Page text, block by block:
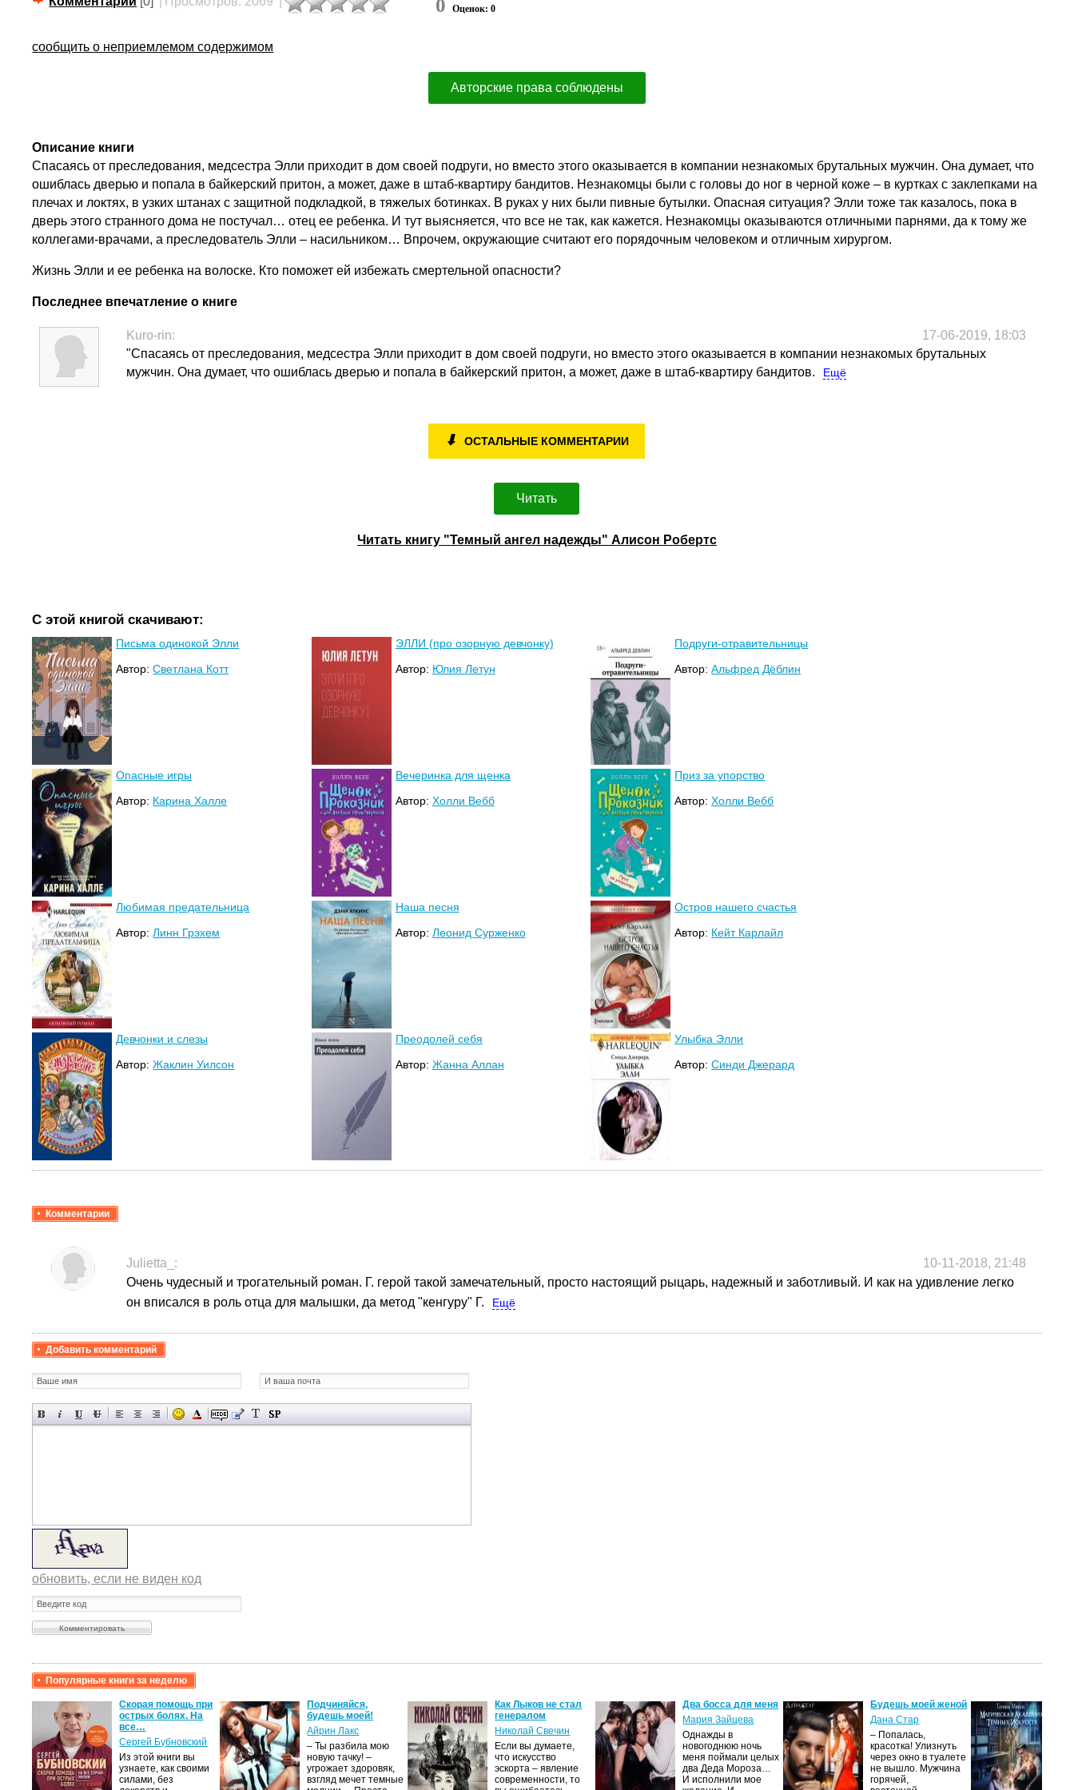
0 Оценок: 0
сообщить о неприемлемом содержимом
Авторские права соблюдены
Описание книги
Спасаясь от преследования, медсестра Элли приходит в дом своей подруги, но вместо этого оказывается в компании незнакомых брутальных мужчин. Она думает, что
ошиблась дверью и попала в байкерский притон, а может, даже в штаб-квартиру бандитов. Незнакомцы были с головы до ног в черной коже – в куртках с заклепками на
плечах и локтях, в узких штанах с защитной подкладкой, в тяжелых ботинках. В руках у них были пивные бутылки. Опасная ситуация? Элли тоже так казалось, пока в
дверь этого странного дома не постучал… отец ее ребенка. И тут выясняется, что все не так, как кажется. Незнакомцы оказываются отличными парнями, да к тому же
коллегами-врачами, а преследователь Элли – насильником… Впрочем, окружающие считают его порядочным человеком и отличным хирургом.
Жизнь Элли и ее ребенка на волоске. Кто поможет ей избежать смертельной опасности?
Последнее впечатление о книге
Kuro-rin:
17-06-2019, 18:03
"Спасаясь от преследования, медсестра Элли приходит в дом своей подруги, но вместо этого оказывается в компании незнакомых брутальных
мужчин. Она думает, что ошиблась дверью и попала в байкерский притон, а может, даже в штаб-квартиру бандитов.
Ещё
⬇ ОСТАЛЬНЫЕ КОММЕНТАРИИ
Читать
Читать книгу "Темный ангел надежды" Алисон Робертс
С этой книгой скачивают:
Письма одинокой Элли
Автор:Светлана Котт
ЭЛЛИ (про озорную девчонку)
Автор: Юлия Летун
Подруги-отравительницы
Автор:Альфред Дёблин
Опасные игры
Автор: Карина Халле
Вечеринка для щенка
Автор: Холли Вебб
Приз за упорство
Автор:Холли Вебб
Любимая предательница
Автор:Линн Грэхем
Наша песня
Автор: Леонид Сурженко
Остров нашего счастья
Автор: Кейт Карлайл
Девчонки и слезы
Автор:Жаклин Уилсон
Преодолей себя
Автор: Жанна Аллан
Улыбка Элли
Автор:Синди Джерард
Комментарии
Julietta_:
10-11-2018, 21:48
Очень чудесный и трогательный роман. Г. герой такой замечательный, просто настоящий рыцарь, надежный и заботливый. И как на удивление легко
он вписался в роль отца для малышки, да метод "кенгуру" Г.
Ещё
Добавить комментарий
обновить, если не виден код
Популярные книги за неделю
Скорая помощь при
острых болях. На
все…
Сергей Бубновский
Из этой книги вы
узнаете, как своими
силами, без
Подчиняйся,
будешь моей!
Айрин Лакс
– Ты разбила мою
новую тачку! –
угрожает здоровяк,
взгляд мечет темные
Как Лыков не стал
генералом
Николай Свечин
Если вы думаете,
что искусство
эскорта – явление
современности, то
Два босса для меня
Мария Зайцева
Однажды в
новогоднюю ночь
меня поймали целых
два Деда Мороза…
И исполнили мое
Будешь моей женой
Дана Стар
– Попалась,
красотка! Улизнуть
через окно в туалете
не вышло. Мужчина
горячей,